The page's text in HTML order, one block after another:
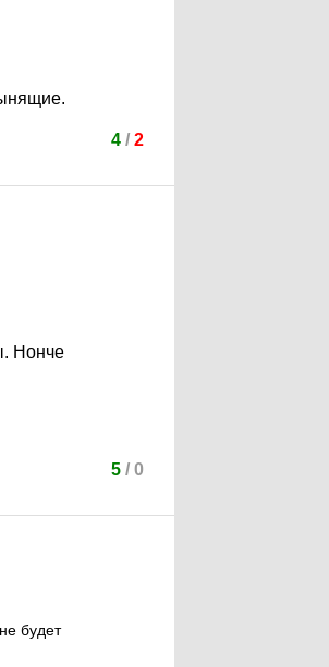
4/ 2
Нонче
5/ 0
будет